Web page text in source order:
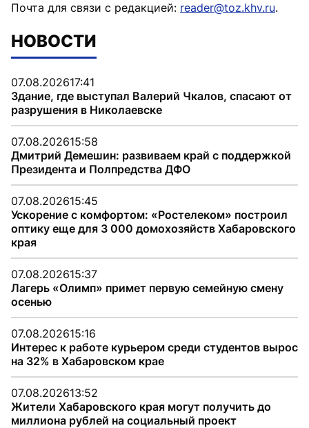
Почта для связи с редакцией: reader@toz.khv.ru.
НОВОСТИ
07.08.202617:41
Здание, где выступал Валерий Чкалов, спасают от
разрушения в Николаевске
07.08.202615:58
Дмитрий Демешин: развиваем край с поддержкой
Президента и Полпредства ДФО
07.08.202615:45
Ускорение с комфортом: «Ростелеком» построил
оптику еще для 3 000 домохозяйств Хабаровского
края
07.08.202615:37
Лагерь «Олимп» примет первую семейную смену
осенью
07.08.202615:16
Интерес к работе курьером среди студентов вырос
на 32% в Хабаровском крае
07.08.202613:52
Жители Хабаровского края могут получить до
миллиона рублей на социальный проект